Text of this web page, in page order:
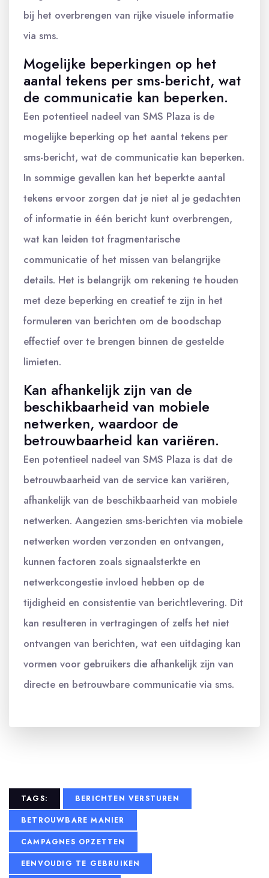
bij het overbrengen van rijke visuele informatie
via sms.
Mogelijke beperkingen op het
aantal tekens per sms-bericht, wat
de communicatie kan beperken.
Een potentieel nadeel van SMS Plaza is de
mogelijke beperking op het aantal tekens per
sms-bericht, wat de communicatie kan beperken.
In sommige gevallen kan het beperkte aantal
tekens ervoor zorgen dat je niet al je gedachten
of informatie in één bericht kunt overbrengen,
wat kan leiden tot fragmentarische
communicatie of het missen van belangrijke
details. Het is belangrijk om rekening te houden
met deze beperking en creatief te zijn in het
formuleren van berichten om de boodschap
effectief over te brengen binnen de gestelde
limieten.
Kan afhankelijk zijn van de
beschikbaarheid van mobiele
netwerken, waardoor de
betrouwbaarheid kan variëren.
Een potentieel nadeel van SMS Plaza is dat de
betrouwbaarheid van de service kan variëren,
afhankelijk van de beschikbaarheid van mobiele
netwerken. Aangezien sms-berichten via mobiele
netwerken worden verzonden en ontvangen,
kunnen factoren zoals signaalsterkte en
netwerkcongestie invloed hebben op de
tijdigheid en consistentie van berichtlevering. Dit
kan resulteren in vertragingen of zelfs het niet
ontvangen van berichten, wat een uitdaging kan
vormen voor gebruikers die afhankelijk zijn van
directe en betrouwbare communicatie via sms.
TAGS:
BERICHTEN VERSTUREN
BETROUWBARE MANIER
CAMPAGNES OPZETTEN
EENVOUDIG TE GEBRUIKEN